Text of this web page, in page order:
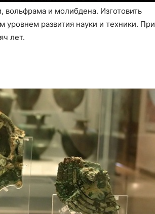
и молибдена. Изготовить
развития науки и техники. При
лет.